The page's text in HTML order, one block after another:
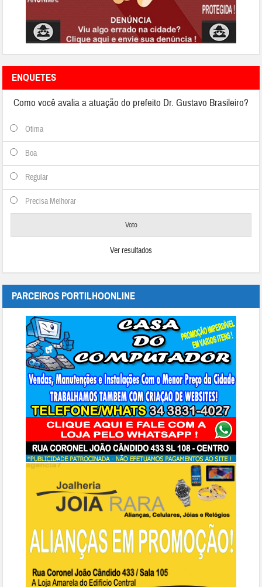
ENQUETES
Como você avalia a atuação do prefeito Dr. Gustavo Brasileiro?
Otima
Boa
Regular
Precisa Melhorar
Ver resultados
PARCEIROS PORTILHOONLINE